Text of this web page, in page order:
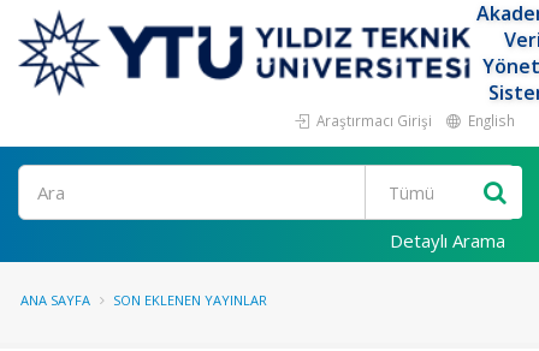
Araştırmacı Girişi English
Ara
Detaylı Arama
ANA SAYFA SON EKLENEN YAYINLAR